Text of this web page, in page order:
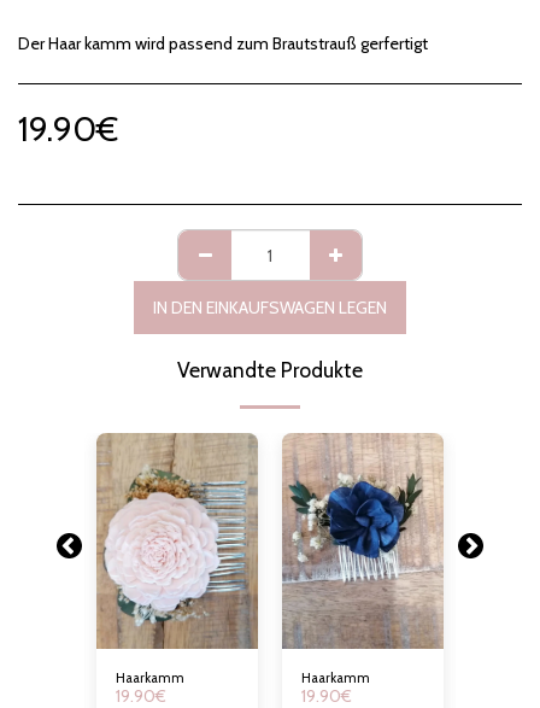
Der Haar kamm wird passend zum Brautstrauß gerfertigt
19.90€
IN DEN EINKAUFSWAGEN LEGEN
Verwandte Produkte
Haarkamm
19.90€
Haarkamm
19.90€